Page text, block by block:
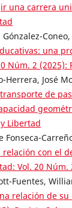
una carrera
una
Núm. 2 (2025):
Herrera, José
de
Libertad
Fonseca-
relación con el
Vol. 20
Fuentes,
relación de